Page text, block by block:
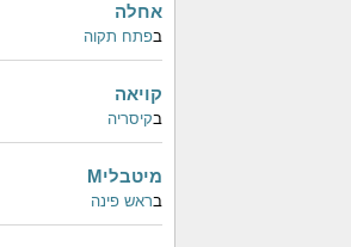
אחלה
בפתח תקוה
קויאה
בקיסריה
מיטבליM
בראש פינה